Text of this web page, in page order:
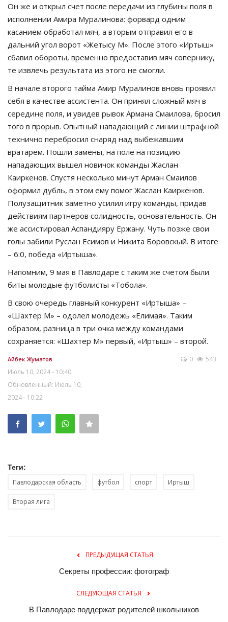
Он же и открыл счет после передачи из глубины поля в
исполнении Амира Муралинова: форвард одним
касанием обработал мяч, а вторым отправил его в
дальний угол ворот «Жетысу М». После этого «Иртыш»
сбавил обороты, временно предоставив мяч сопернику,
те извлечь результата из этого не смогли.
В начале второго тайма Амир Муралинов вновь проявил
себя в качестве ассистента. Он принял сложный мяч в
середине поля, и увидев рывок Армана Смаилова, бросил
того в прорыв. Опытный нападающий с линии штрафной
технично перебросил снаряд над выбежавшим
вратарем. Пошли замены, на поле на позицию
нападающих вышел новичок команды Жаслан
Каиркенов. Спустя несколько минут Арман Смаилов
оформил дубль, в этом ему помог Жаслан Каиркенов.
Полузащитник заметно усилил игру команды, придав
действиям партнеров солидность, основательность. Он
же ассистировал Аспандияру Ержану. Чуть позже свои
голы забили Руслан Есимов и Никита Боровскый. В итоге
– 6:0, победа «Иртыша».
Напомним, 9 мая в Павлодаре с таким же счетом были
биты молодые футболисты «Тобола».
В свою очередь главный конкурент «Иртыша» –
«Шахтер М» – одолел молодежь «Елимая». Таким
образом, разница в три очка между командами
сохраняется: «Шахтер М» первый, «Иртыш» – второй.
Айбек Жуматов
Июль 10, 2024 - 10:40
Обновленный: Июль 10,
2024 - 10:22
0 543
Теги:
Павлодарская область футбол спорт Иртыш
Вторая лига
ПРЕДЫДУЩАЯ СТАТЬЯ
Секреты профессии: фотограф
СЛЕДУЮЩАЯ СТАТЬЯ
В Павлодаре поддержат родителей школьников